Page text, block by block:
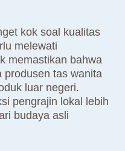
kok soal kualitas
melewati
memastikan bahwa
produsen tas wanita
luar negeri.
pengrajin lokal lebih
budaya asli